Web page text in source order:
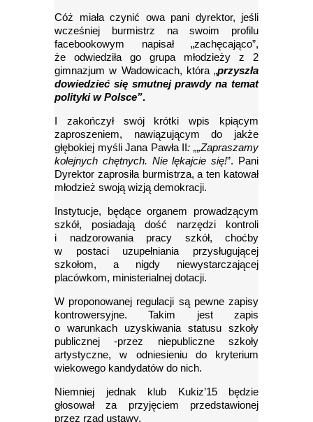
Cóż miała czynić owa pani dyrektor, jeśli
wcześniej burmistrz na swoim profilu
facebookowym napisał „zachęcająco”,
że odwiedziła go grupa młodzieży z 2
gimnazjum w Wadowicach, która „przyszła
dowiedzieć się smutnej prawdy na temat
polityki w Polsce”.
I zakończył swój krótki wpis kpiącym
zaproszeniem, nawiązującym do jakże
głębokiej myśli Jana Pawła II: „„Zapraszamy
kolejnych chętnych. Nie lękajcie się!”. Pani
Dyrektor zaprosiła burmistrza, a ten katował
młodzież swoją wizją demokracji.
Instytucje, będące organem prowadzącym
szkół, posiadają dość narzędzi kontroli
i nadzorowania pracy szkół, choćby
w postaci uzupełniania przysługującej
szkołom, a nigdy niewystarczającej
placówkom, ministerialnej dotacji.
W proponowanej regulacji są pewne zapisy
kontrowersyjne. Takim jest zapis
o warunkach uzyskiwania statusu szkoły
publicznej -przez niepubliczne szkoły
artystyczne, w odniesieniu do kryterium
wiekowego kandydatów do nich.
Niemniej jednak klub Kukiz’15 będzie
głosował za przyjęciem przedstawionej
przez rząd ustawy.